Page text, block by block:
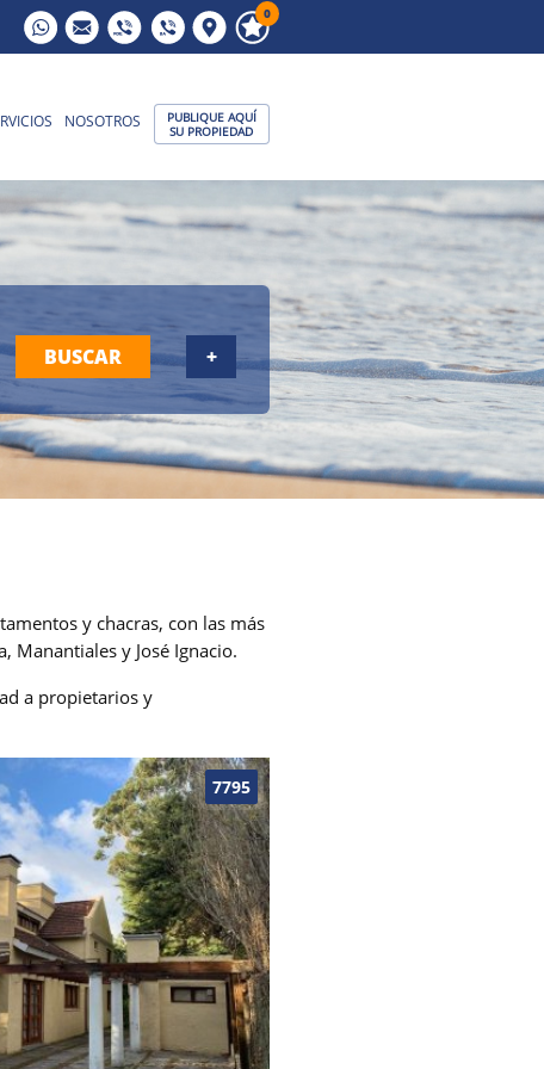
0
NOSOTROS
PUBLIQUE AQUÍ
SU PROPIEDAD
BUSCAR +
y chacras, con las más
Manantiales y José Ignacio.
a propietarios y
7795